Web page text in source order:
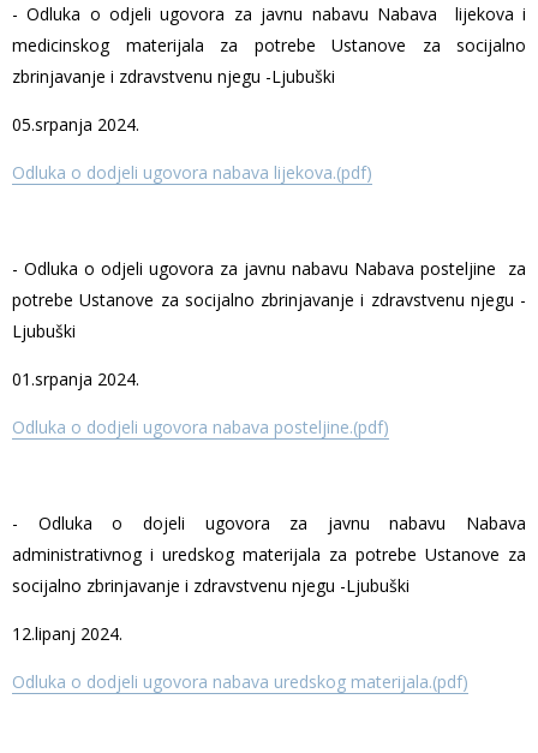
- Odluka o odjeli ugovora za javnu nabavu Nabava lijekova i
medicinskog materijala za potrebe Ustanove za socijalno
zbrinjavanje i zdravstvenu njegu -Ljubuški
05.srpanja 2024.
Odluka o dodjeli ugovora nabava lijekova.(pdf)
- Odluka o odjeli ugovora za javnu nabavu Nabava posteljine za
potrebe Ustanove za socijalno zbrinjavanje i zdravstvenu njegu -
Ljubuški
01.srpanja 2024.
Odluka o dodjeli ugovora nabava posteljine.(pdf)
- Odluka o dojeli ugovora za javnu nabavu Nabava
administrativnog i uredskog materijala za potrebe Ustanove za
socijalno zbrinjavanje i zdravstvenu njegu -Ljubuški
12.lipanj 2024.
Odluka o dodjeli ugovora nabava uredskog materijala.(pdf)